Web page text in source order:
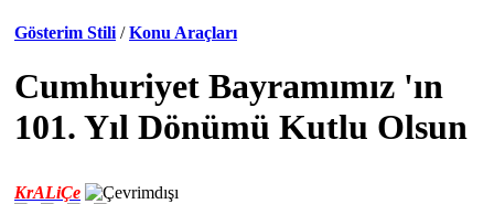
Gösterim Stili / Konu Araçları
Cumhuriyet Bayramımız 'ın
101. Yıl Dönümü Kutlu Olsun
KrALiÇe